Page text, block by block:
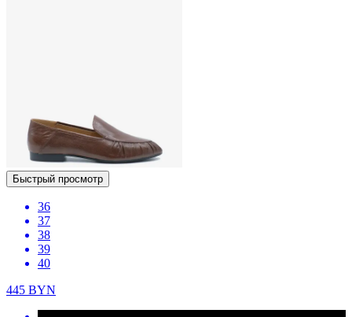
Быстрый просмотр
36
37
38
39
40
445 BYN